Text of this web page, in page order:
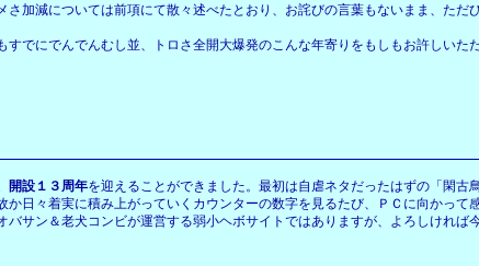
減については前項にて散々述べたとおり、お詫びの言葉もないまま、ただ
でにでんでんむし並、トロさ全開大爆発のこんな年寄りをもしもお許しいた
開設１３周年を迎えることができました。最初は自虐ネタだったはずの「閑古
日々着実に積み上がっていくカウンターの数字を見るたび、ＰＣに向かって
サン＆老犬コンビが運営する弱小ヘボサイトではありますが、よろしければ